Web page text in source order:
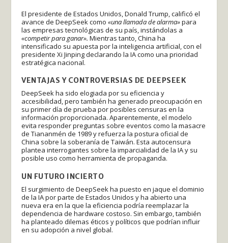
El presidente de Estados Unidos, Donald Trump, calificó el
avance de DeepSeek como«una llamada de alarma»para
las empresas tecnológicas de su país, instándolas a
«competir para ganar». Mientras tanto, China ha
intensificado su apuesta por la inteligencia artificial, con el
presidente Xi Jinping declarando la IA como una prioridad
estratégica nacional.
VENTAJAS Y CONTROVERSIAS DE DEEPSEEK
DeepSeek ha sido elogiada por su eficiencia y
accesibilidad, pero también ha generado preocupación en
su primer día de prueba por posibles censuras en la
información proporcionada. Aparentemente, el modelo
evita responder preguntas sobre eventos como la masacre
de Tiananmén de 1989 y refuerza la postura oficial de
China sobre la soberanía de Taiwán. Esta autocensura
plantea interrogantes sobre la imparcialidad de la IA y su
posible uso como herramienta de propaganda.
UN FUTURO INCIERTO
El surgimiento de DeepSeek ha puesto en jaque el dominio
de la IA por parte de Estados Unidos y ha abierto una
nueva era en la que la eficiencia podría reemplazar la
dependencia de hardware costoso. Sin embargo, también
ha planteado dilemas éticos y políticos que podrían influir
en su adopción a nivel global.